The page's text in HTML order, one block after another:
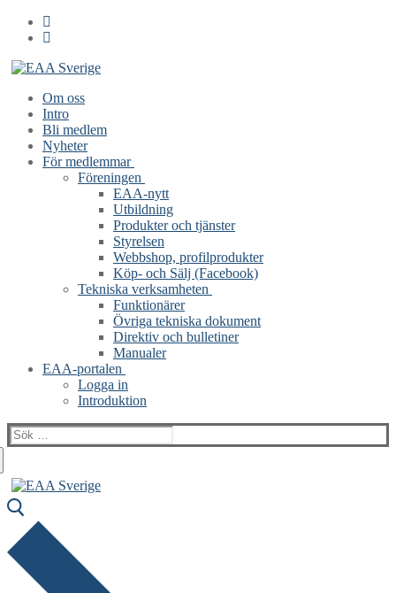
Hoppa
Meny
Stäng
Om oss
Intro
Bli medlem
Nyheter
För medlemmar
Föreningen
EAA-nytt
Utbildning
Produkter och tjänster
Styrelsen
Webbshop, profilprodukter
Köp- och Sälj (Facebook)
Tekniska verksamheten
Funktionärer
Övriga tekniska dokument
Direktiv och bulletiner
Manualer
EAA-portalen
Logga in
Introduktion
Sök: